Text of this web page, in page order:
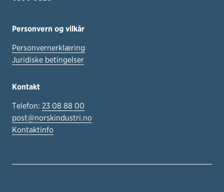
Personvern og vilkår
Personvernerklæring
Juridiske betingelser
Kontakt
Telefon: 23 08 88 00
post@norskindustri.no
Kontaktinfo